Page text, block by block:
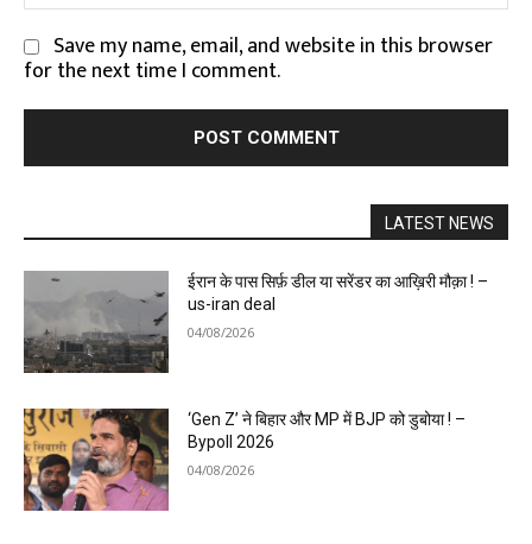
Save my name, email, and website in this browser
for the next time I comment.
LATEST NEWS
ईरान के पास सिर्फ़ डील या सरेंडर का आख़िरी मौक़ा ! –
us-iran deal
04/08/2026
‘Gen Z’ ने बिहार और MP में BJP को डुबोया ! –
Bypoll 2026
04/08/2026